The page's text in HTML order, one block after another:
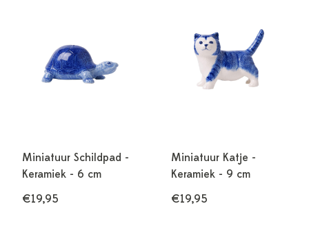
Miniatuur Schildpad -
Keramiek - 6 cm
€19,95
Miniatuur Katje -
Keramiek - 9 cm
€19,95